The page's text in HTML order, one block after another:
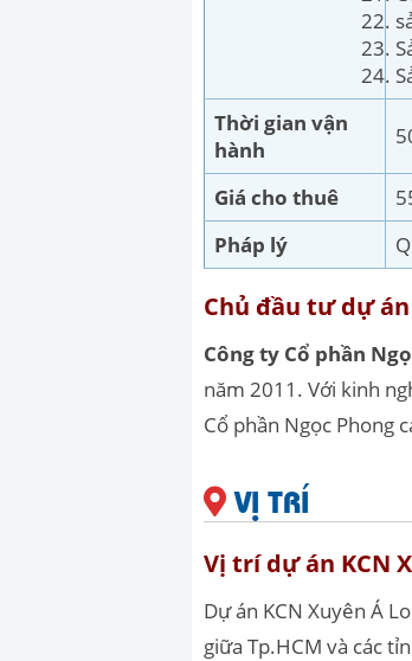
Thời gian vận
hành
Giá cho thuê
Pháp lý
Chủ đầu tư dự án
Công ty Cổ phần
năm 2011. Với kinh
Cổ phần Ngọc Phong
VỊ TRÍ
Vị trí dự án KCN
Dự án KCN Xuyên Á
giữa Tp.HCM và các